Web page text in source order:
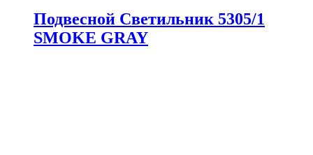
Подвесной Светильник 5305/1
SMOKE GRAY